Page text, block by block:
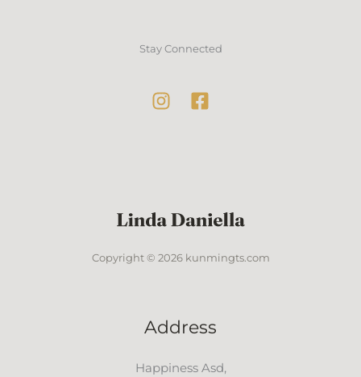
Stay Connected
Copyright © 2026 kunmingts.com
Address
Happiness Asd,